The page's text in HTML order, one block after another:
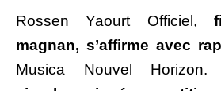
Rossen Yaourt Officiel ,
magnan, s’affirme avec
Musica Nouvel Horizon.